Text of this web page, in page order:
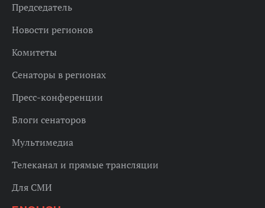
Председатель
Новости регионов
Комитеты
Сенаторы в регионах
Пресс-конференции
Блоги сенаторов
Мультимедиа
Телеканал и прямые трансляции
Для СМИ